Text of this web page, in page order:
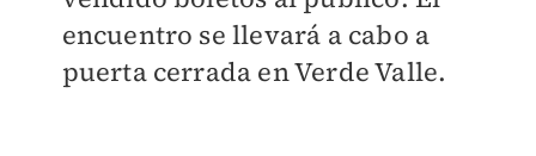
encuentro se llevará a cabo a
puerta cerrada en Verde Valle.